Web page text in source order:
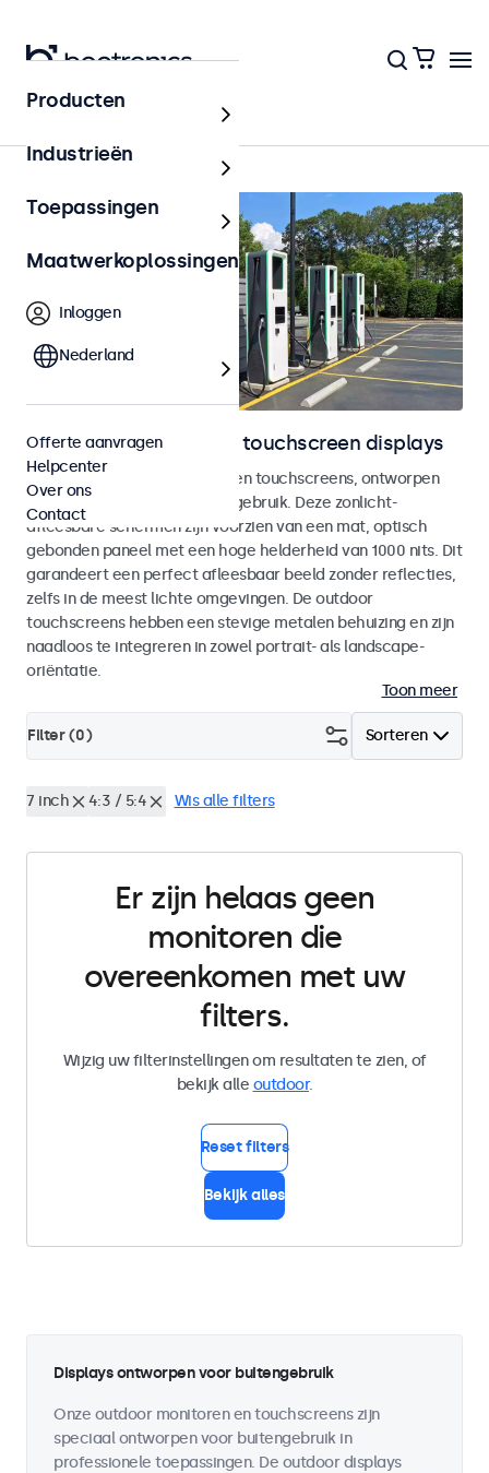
Outdoor
Outdoor monitoren en touchscreen displays
Weersbestendige monitoren en touchscreens, ontworpen
voor zowel binnen- als buitengebruik. Deze zonlicht-
afleesbare schermen zijn voorzien van een mat, optisch
gebonden paneel met een hoge helderheid van 1000 nits. Dit
garandeert een perfect afleesbaar beeld zonder reflecties,
zelfs in de meest lichte omgevingen. De outdoor
touchscreens hebben een stevige metalen behuizing en zijn
naadloos te integreren in zowel portrait- als landscape-
oriëntatie.
Toon meer
Sorteren
Filter (0)
7 inch 4:3 / 5:4 Wis alle filters
Er zijn helaas geen
monitoren die
overeenkomen met uw
filters.
Wijzig uw filterinstellingen om resultaten te zien, of
bekijk alle outdoor.
Reset filters
Bekijk alles
Displays ontworpen voor buitengebruik
Onze outdoor monitoren en touchscreens zijn
speciaal ontworpen voor buitengebruik in
professionele toepassingen. De outdoor displays
Producten
Industrieën
Toepassingen
Maatwerkoplossingen
Inloggen
Nederland
Offerte aanvragen
Helpcenter
Over ons
Contact